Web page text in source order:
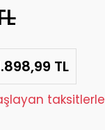
TL
taksitlerle